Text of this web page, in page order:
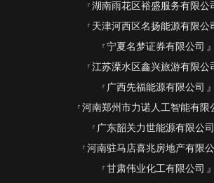
湖南雨花区裕盛服务有限公
天津河西区名扬能源有限公
宁夏名梦证券有限公司
江苏溧水区鑫兴旅游有限公
广西先福能源有限公司
河南郑州市力诺人工智能有限
广东韶关力世能源有限公司
河南驻马店喜兆房地产有限公
甘肃伟业化工有限公司